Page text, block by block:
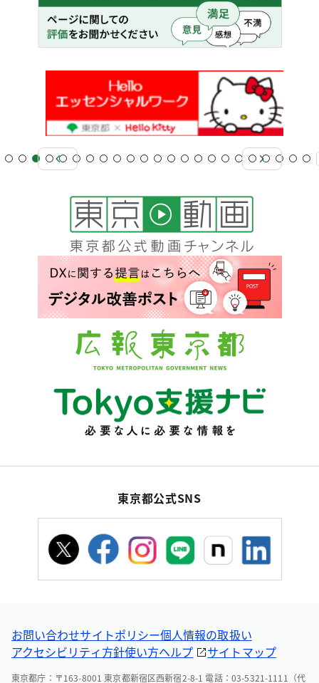
東京都公式SNS
お問い合わせサイトポリシー個人情報の取扱い
アクセシビリティ方針使い方ヘルプ サイトマップ
東京都庁：〒163-8001 東京都新宿区西新宿2-8-1 電話：03-5321-1111（代